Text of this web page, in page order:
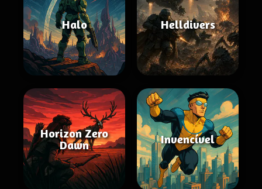
Halo Helldivers
Horizon Zero
Dawn
Invencível